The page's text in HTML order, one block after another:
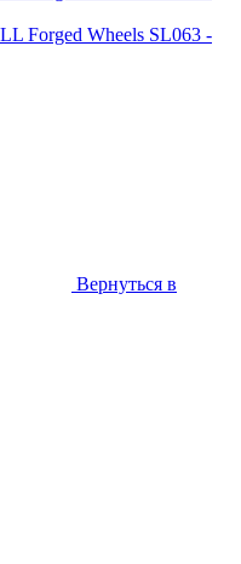
Вернуться в